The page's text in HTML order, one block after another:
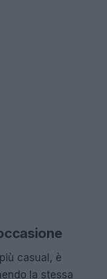
casual, è
la stessa